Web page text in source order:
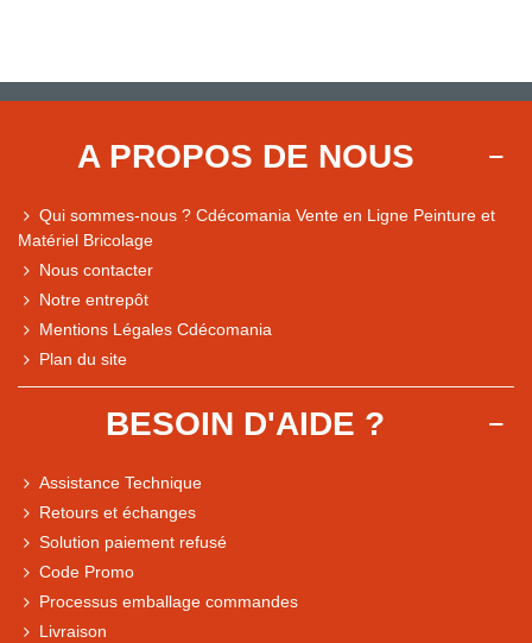
A PROPOS DE NOUS
Qui sommes-nous ? Cdécomania Vente en Ligne Peinture et
Matériel Bricolage
Nous contacter
Notre entrepôt
Mentions Légales Cdécomania
Plan du site
BESOIN D'AIDE ?
Assistance Technique
Retours et échanges
Solution paiement refusé
Code Promo
Processus emballage commandes
Livraison